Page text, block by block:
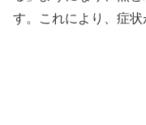
す。これにより、症状